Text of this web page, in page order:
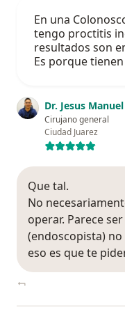
En una
tengo proctitis
resultados son
Es porque
Dr. Jesus
Cirujano general
Ciudad Juarez
Que tal.
No
operar. Parece
(endoscopista)
eso es que te